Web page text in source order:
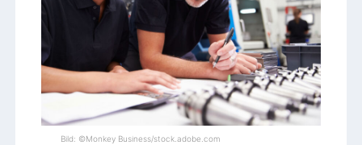
Bild: ©Monkey Business/stock.adobe.com